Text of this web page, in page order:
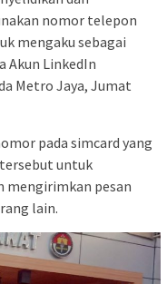
nomor telepon
mengaku sebagai
Akun LinkedIn
Metro Jaya, Jumat
pada simcard yang
untuk
mengirimkan pesan
lain.